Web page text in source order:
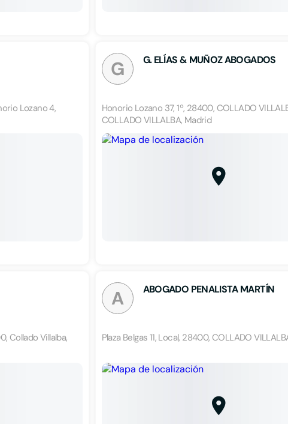
Lozano 4,
G G. ELÍAS & MUÑOZ ABOGADOS
Honorio Lozano 37, 1º, 28400, COLLADO
COLLADO VILLALBA, Madrid
Collado Villalba,
A ABOGADO PENALISTA MARTÍN
Plaza Belgas 11, Local, 28400, COLLADO